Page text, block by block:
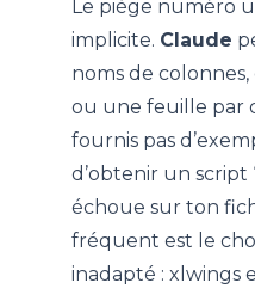
Le piège numéro
implicite. Claude
noms de
ou une feuille par
fournis pas
d’obtenir un script
échoue sur ton
fréquent est le
inadapté : xlwings